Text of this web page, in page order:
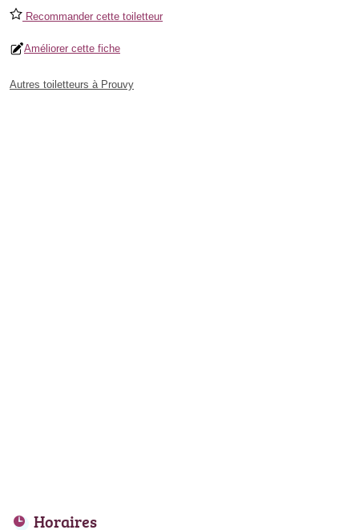
Recommander cette toiletteur
Améliorer cette fiche
Autres toiletteurs à Prouvy
Horaires